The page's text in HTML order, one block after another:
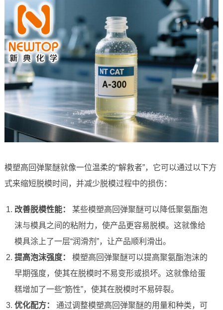
模塑高回弹聚醚就像一位温柔的“解救者”，它可以通过以下方
式来缩短脱模时间，并减少脱模过程中的损伤：
改善脱模性能：
某些模塑高回弹聚醚可以降低聚氨酯泡
沫与模具之间的粘附力，使产品更容易脱模。这就像给
模具涂上了一层“润滑剂”，让产品顺利滑出。
提高泡沫强度：
模塑高回弹聚醚可以提高聚氨酯泡沫的
早期强度，使其在脱模时不易变形或损坏。这就像给蛋
糕增加了一些“筋性”，使其在脱模时不易碎裂。
优化配方：
通过调整模塑高回弹聚醚的用量和种类，可